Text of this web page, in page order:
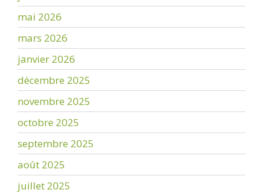
mai 2026
mars 2026
janvier 2026
décembre 2025
novembre 2025
octobre 2025
septembre 2025
août 2025
juillet 2025